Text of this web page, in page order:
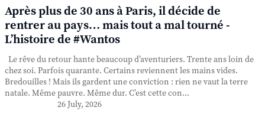
Après plus de 30 ans à Paris, il décide de
rentrer au pays… mais tout a mal tourné -
L’histoire de #Wantos
Le rêve du retour hante beaucoup d’aventuriers. Trente ans loin de
chez soi. Parfois quarante. Certains reviennent les mains vides.
Bredouilles ! Mais ils gardent une conviction : rien ne vaut la terre
natale. Même pauvre. Même dur. C’est cette con...
26 July, 2026